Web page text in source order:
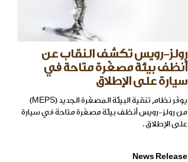
رولز-رويس تكشف النقاب عن
أنظف بيئة مصغّرة متاحة في
سيارة على الإطلاق
يوفّر نظام تنقية البيئة المصغّرة الجديد (MEPS)
من رولز-رويس أنظف بيئة مصغّرة متاحة في سيارة
على الإطلاق .
News Release